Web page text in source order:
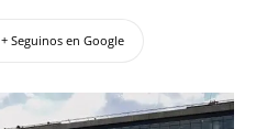
+ Seguinos en Google